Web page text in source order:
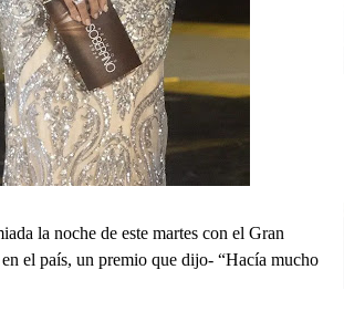
la noche de este martes con el Gran
el país, un premio que dijo- “Hacía mucho